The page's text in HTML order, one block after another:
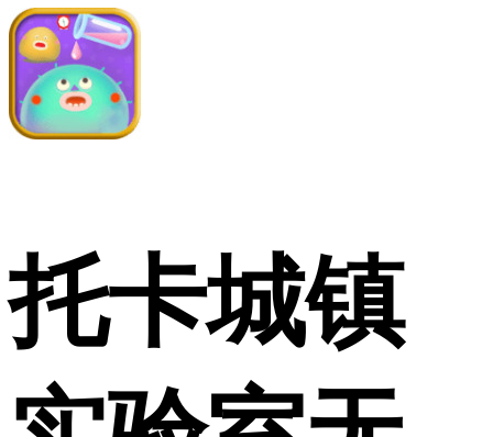
托卡城镇